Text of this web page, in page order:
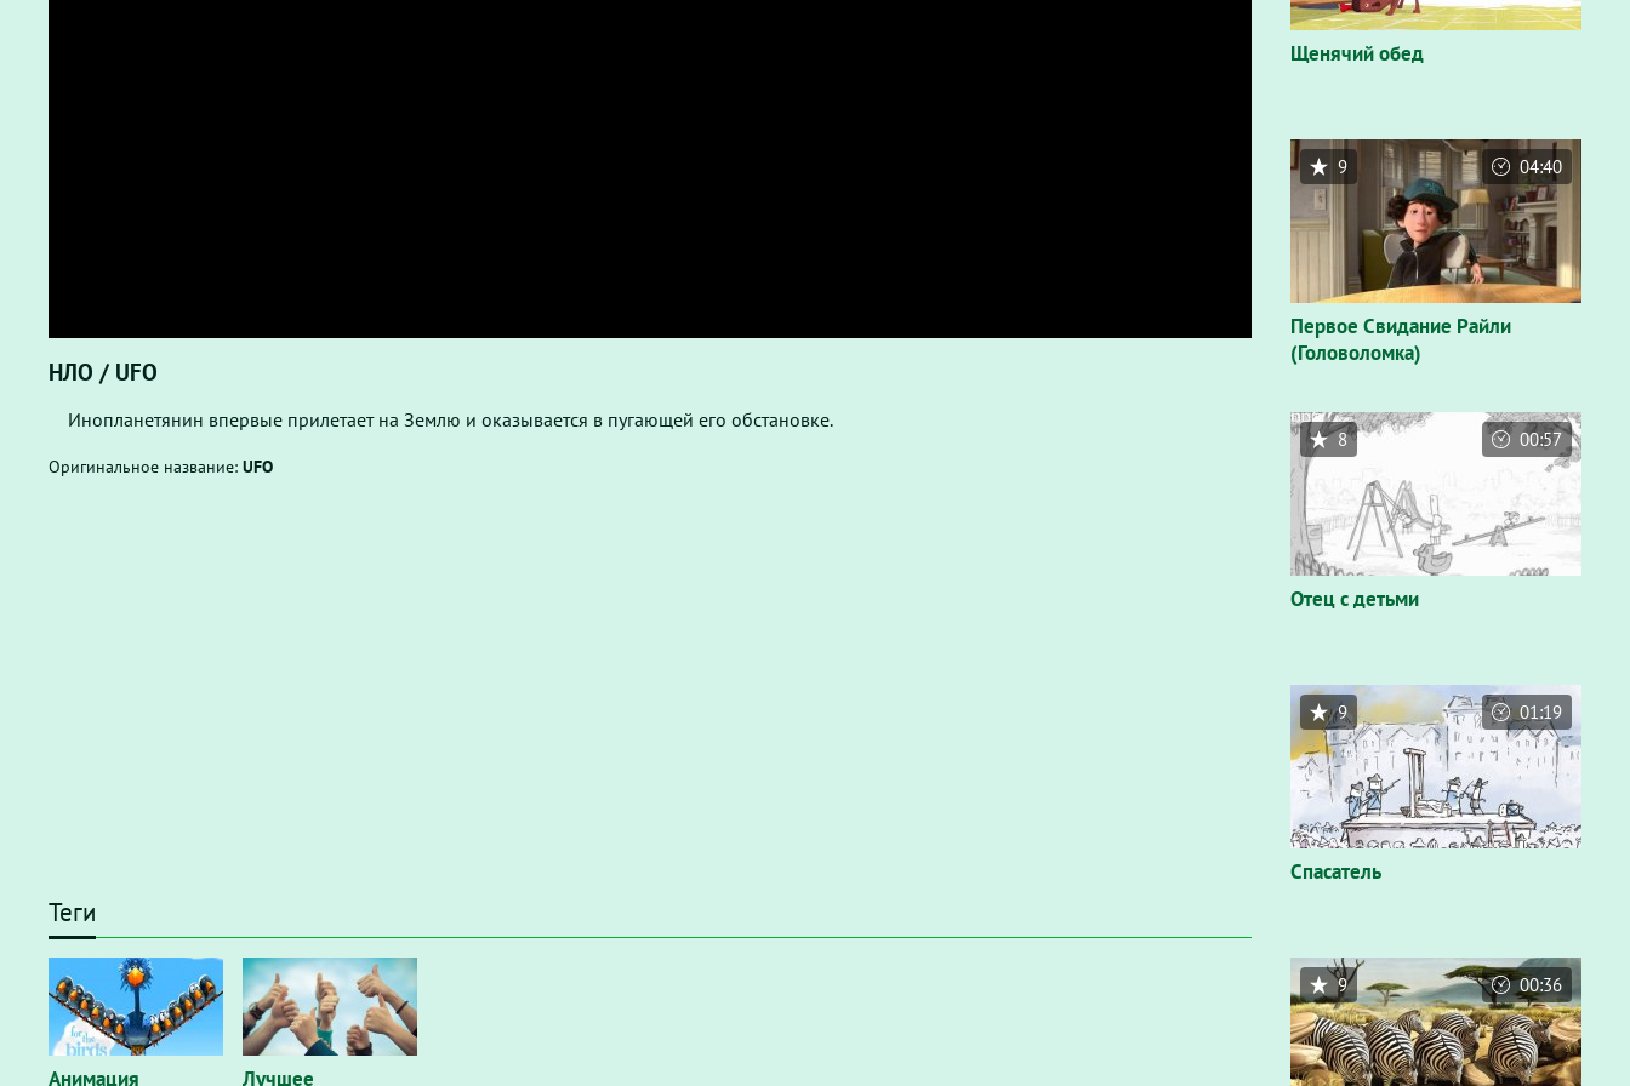
НЛО / UFO
Инопланетянин впервые прилетает на Землю и оказывается в пугающей его обстановке.
Оригинальное название: UFO
Теги
Анимация Лучшее
Щенячий обед
Первое Свидание Райли
(Головоломка)
9 04:40
Отец с детьми
8 00:57
Спасатель
9 01:19
9 00:36